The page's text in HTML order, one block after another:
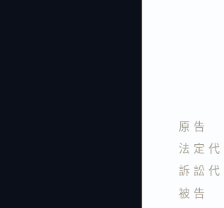
原告
法定代
訴訟
被告